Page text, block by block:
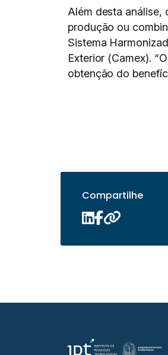
Além desta análise,
produção ou
Sistema
Exterior (Camex).
obtenção do
Compartilhe